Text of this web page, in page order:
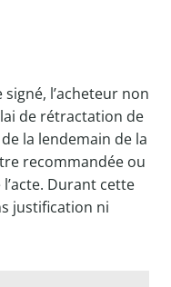
l’acheteur non
de rétractation de
la lendemain de la
recommandée ou
Durant cette
justification ni